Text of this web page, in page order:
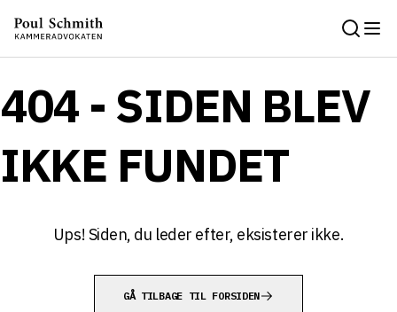
404 - SIDEN BLEV
IKKE FUNDET
Ups! Siden, du leder efter, eksisterer ikke.
GÅ TILBAGE TIL FORSIDEN